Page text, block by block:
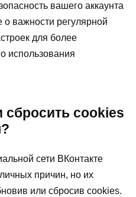
вашего аккаунта
важности регулярной
для более
использования
сбросить cookies
сети ВКонтакте
причин, но их
или сбросив cookies.